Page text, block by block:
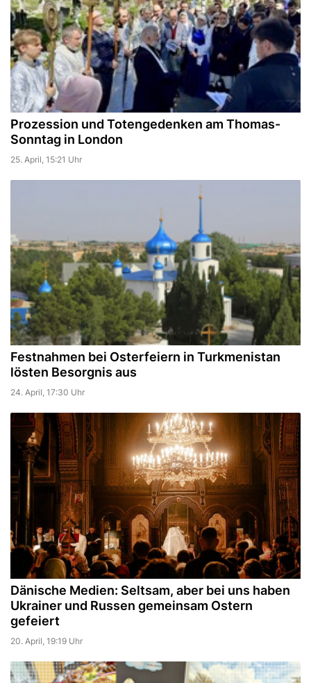
Prozession und Totengedenken am Thomas-
Sonntag in London
25. April, 15:21 Uhr
Festnahmen bei Osterfeiern in Turkmenistan
lösten Besorgnis aus
24. April, 17:30 Uhr
Dänische Medien: Seltsam, aber bei uns haben
Ukrainer und Russen gemeinsam Ostern
gefeiert
20. April, 19:19 Uhr